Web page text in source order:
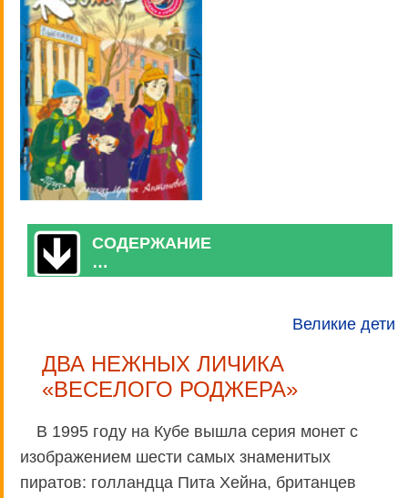
СОДЕРЖАНИЕ
…
Великие дети
ДВА НЕЖНЫХ ЛИЧИКА
«ВЕСЕЛОГО РОДЖЕРА»
В 1995 году на Кубе вышла серия монет с
изображением шести самых знаменитых
пиратов: голландца Пита Хейна, британцев